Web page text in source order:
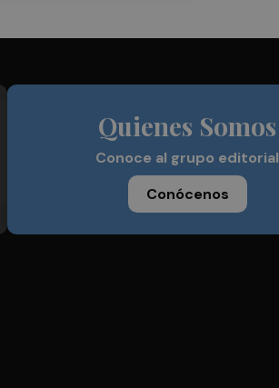
Quienes Somos
Conoce al grupo editorial
Conócenos